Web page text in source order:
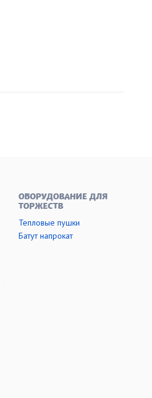
ОБОРУДОВАНИЕ ДЛЯ
ТОРЖЕСТВ
Тепловые пушки
Батут напрокат